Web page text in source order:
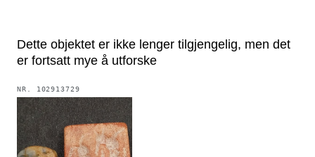
Dette objektet er ikke lenger tilgjengelig, men det
er fortsatt mye å utforske
NR. 102913729